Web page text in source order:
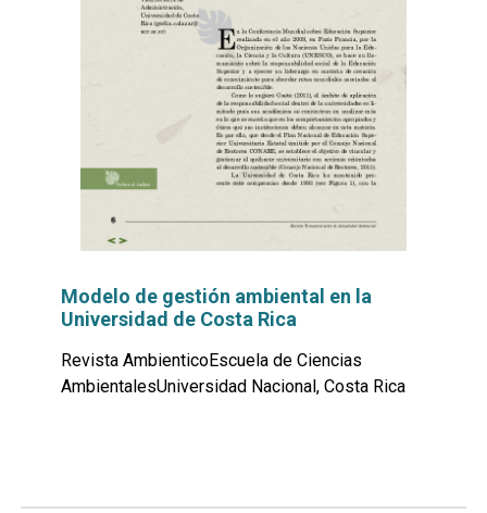
Modelo de gestión ambiental en la
Universidad de Costa Rica
Revista AmbienticoEscuela de Ciencias
AmbientalesUniversidad Nacional, Costa Rica